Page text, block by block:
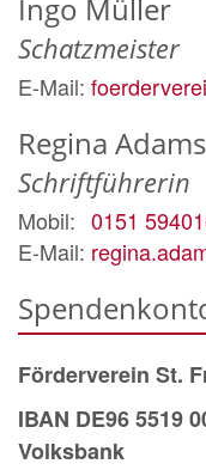
Ingo Müller
Schatzmeister
E-Mail:
Regina Adams
Schriftführerin
Mobil: 0151
E-Mail:
Förderverein St.
IBAN DE96 5519
Volksbank